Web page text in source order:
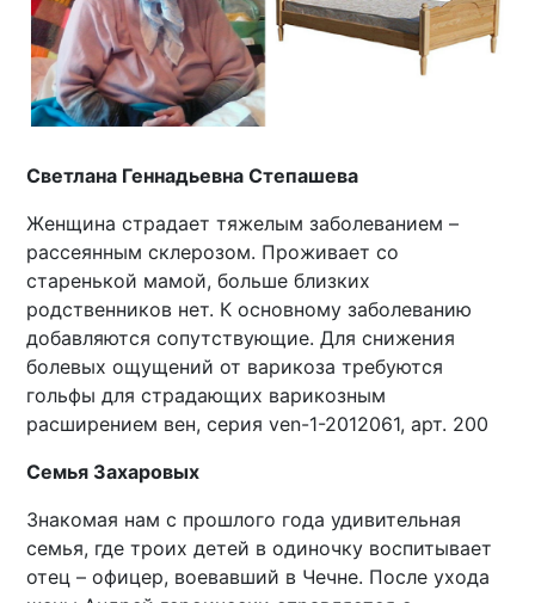
Светлана Геннадьевна Степашева
Женщина страдает тяжелым заболеванием –
рассеянным склерозом. Проживает со
старенькой мамой, больше близких
родственников нет. К основному заболеванию
добавляются сопутствующие. Для снижения
болевых ощущений от варикоза требуются
гольфы для страдающих варикозным
расширением вен, серия ven-1-2012061, арт. 200
Семья Захаровых
Знакомая нам с прошлого года удивительная
семья, где троих детей в одиночку воспитывает
отец – офицер, воевавший в Чечне. После ухода